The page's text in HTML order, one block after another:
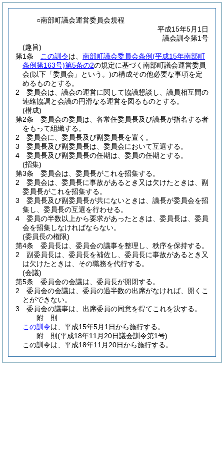
○南部町議会運営委員会規程
平成15年5月1日
議会訓令第1号
(趣旨)
第1条
この訓令は、 南部町議会委員会条例(平成15年南部町
条例第163号)第5条の2の規定に基づく南部町議会運営委員
会(以下「委員会」という。)の構成その他必要な事項を定
めるものとする。
2
委員会は、議会の運営に関して協議懇談し、議員相互間の
連絡協調と会議の円滑なる運営を図るものとする。
(構成)
第2条
委員会の委員は、各常任委員長及び議長が指名する者
をもって組織する。
2
委員会に、委員長及び副委員長を置く。
3
委員長及び副委員長は、委員会において互選する。
4
委員長及び副委員長の任期は、委員の任期とする。
(招集)
第3条
委員会は、委員長がこれを招集する。
2
委員会は、委員長に事故があるとき又は欠けたときは、副
委員長がこれを招集する。
3
委員長及び副委員長が共にないときは、議長が委員会を招
集し、委員長の互選を行わせる。
4
委員の半数以上から要求があったときは、委員長は、委員
会を招集しなければならない。
(委員長の権限)
第4条
委員長は、委員会の議事を整理し、秩序を保持する。
2
副委員長は、委員長を補佐し、委員長に事故があるとき又
は欠けたときは、その職務を代行する。
(会議)
第5条
委員会の会議は、委員長が開閉する。
2
委員会の会議は、委員の過半数の出席がなければ、開くこ
とができない。
3
委員会の議事は、出席委員の同意を得てこれを決する。
附 則
この訓令は、平成15年5月1日から施行する。
附 則(平成18年11月20日議会訓令第1号)
この訓令は、平成18年11月20日から施行する。